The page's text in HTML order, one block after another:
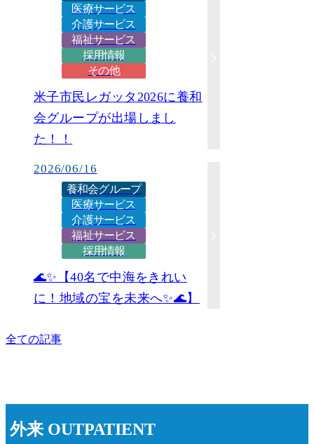
医療サービス
介護サービス
福祉サービス
採用情報
その他
米子市民レガッタ2026に養和
会グループが出場しまし
た！！
2026/06/16
養和会グループ
医療サービス
介護サービス
福祉サービス
採用情報
🌊✨【40名で中海をきれい
に！地域の宝を未来へ✨🌊】
全ての記事
外来 OUTPATIENT